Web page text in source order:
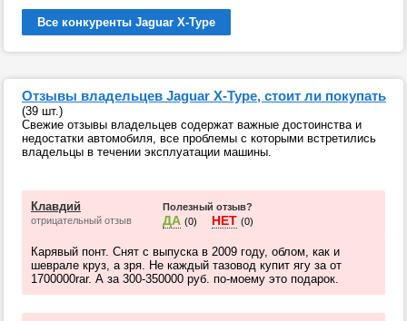
Все конкуренты Jaguar X-Type
Отзывы владельцев Jaguar X-Type, стоит ли покупать
(39 шт.)
Свежие отзывы владельцев содержат важные достоинства и
недостатки автомобиля, все проблемы с которыми встретились
владельцы в течении эксплуатации машины.
Клавдий
отрицательный отзыв
Полезный отзыв?
ДА (0) НЕТ (0)
Карявый понт. Снят с выпуска в 2009 году, облом, как и
шеврале круз, а зря. Не каждый тазовод купит ягу за от
1700000rar. А за 300-350000 руб. по-моему это подарок.